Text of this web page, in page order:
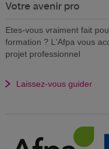
Votre avenir pro
Etes-vous vraiment fait
formation ? L'Afpa vous
projet professionnel
Laissez-vous guider